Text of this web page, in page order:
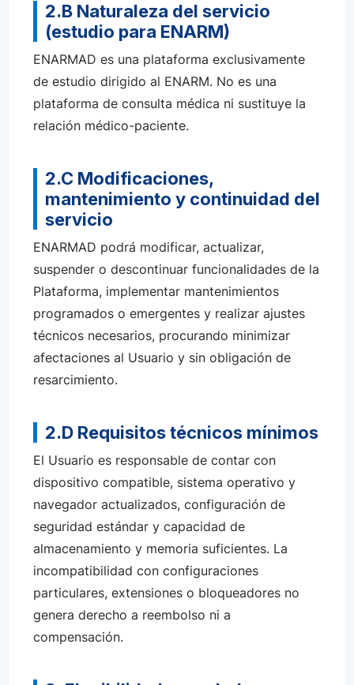
2.B Naturaleza del servicio
(estudio para ENARM)
ENARMAD es una plataforma exclusivamente
de estudio dirigido al ENARM. No es una
plataforma de consulta médica ni sustituye la
relación médico-paciente.
2.C Modificaciones,
mantenimiento y continuidad del
servicio
ENARMAD podrá modificar, actualizar,
suspender o descontinuar funcionalidades de la
Plataforma, implementar mantenimientos
programados o emergentes y realizar ajustes
técnicos necesarios, procurando minimizar
afectaciones al Usuario y sin obligación de
resarcimiento.
2.D Requisitos técnicos mínimos
El Usuario es responsable de contar con
dispositivo compatible, sistema operativo y
navegador actualizados, configuración de
seguridad estándar y capacidad de
almacenamiento y memoria suficientes. La
incompatibilidad con configuraciones
particulares, extensiones o bloqueadores no
genera derecho a reembolso ni a
compensación.